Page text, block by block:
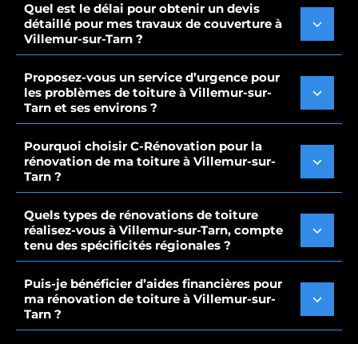
Quel est le délai pour obtenir un devis
détaillé pour mes travaux de couverture à
Villemur-sur-Tarn ?
Proposez-vous un service d’urgence pour
les problèmes de toiture à Villemur-sur-
Tarn et ses environs ?
Pourquoi choisir C-Rénovation pour la
rénovation de ma toiture à Villemur-sur-
Tarn ?
Quels types de rénovations de toiture
réalisez-vous à Villemur-sur-Tarn, compte
tenu des spécificités régionales ?
Puis-je bénéficier d’aides financières pour
ma rénovation de toiture à Villemur-sur-
Tarn ?